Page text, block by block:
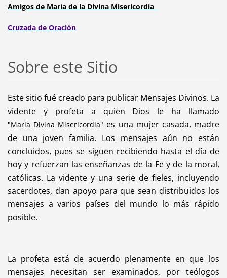
Amigos de María de la Divina Misericordia
Cruzada de Oración
Sobre este Sitio
Este sitio fué creado para publicar Mensajes Divinos. La
vidente y profeta a quien Dios le ha llamado
"María Divina Misericordia" es una mujer casada, madre
de una joven familia. Los mensajes aún no están
concluidos, pues se siguen recibiendo hasta el día de
hoy y refuerzan las enseñanzas de la Fe y de la moral,
católicas. La vidente y una serie de fieles, incluyendo
sacerdotes, dan apoyo para que sean distribuidos los
mensajes a varios países del mundo lo más rápido
posible.
La profeta está de acuerdo plenamente en que los
mensajes necesitan ser examinados, por teólogos